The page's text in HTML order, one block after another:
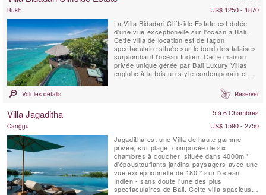
Bukit
US$ 1250 - 1870
La Villa Bidadari Cliffside Estate est dotée
d'une vue exceptionelle sur l'océan à Bali.
Cette villa de location est de façon
spectaculaire située sur le bord des falaises
surplombant l'océan Indien. Cette maison
privée unique gérée par Bali Luxury Villas
englobe à la fois un style contemporain et
coucher se situent dans la résidence
principale, et une quatrième se trouve au
Voir les détails Réserver
Villa Jagaditha 5 à 6 Chambres
Canggu
US$ 1590 - 2750
Jagaditha est une Villa de haute gamme
privée, sur plage, composée de six
chambres à coucher, située dans 4000m ²
d’époustouflants jardins paysagers avec une
vue exceptionnelle de 180 ° sur l'océan
Indien - sans doute l'une des plus
spectaculaires de Bali. Cette villa spacieuse,